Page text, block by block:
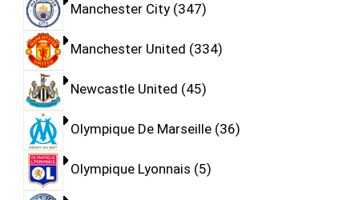
Manchester City 347
Manchester United 334
Newcastle United 45
Olympique De Marseille 36
Olympique Lyonnais 5